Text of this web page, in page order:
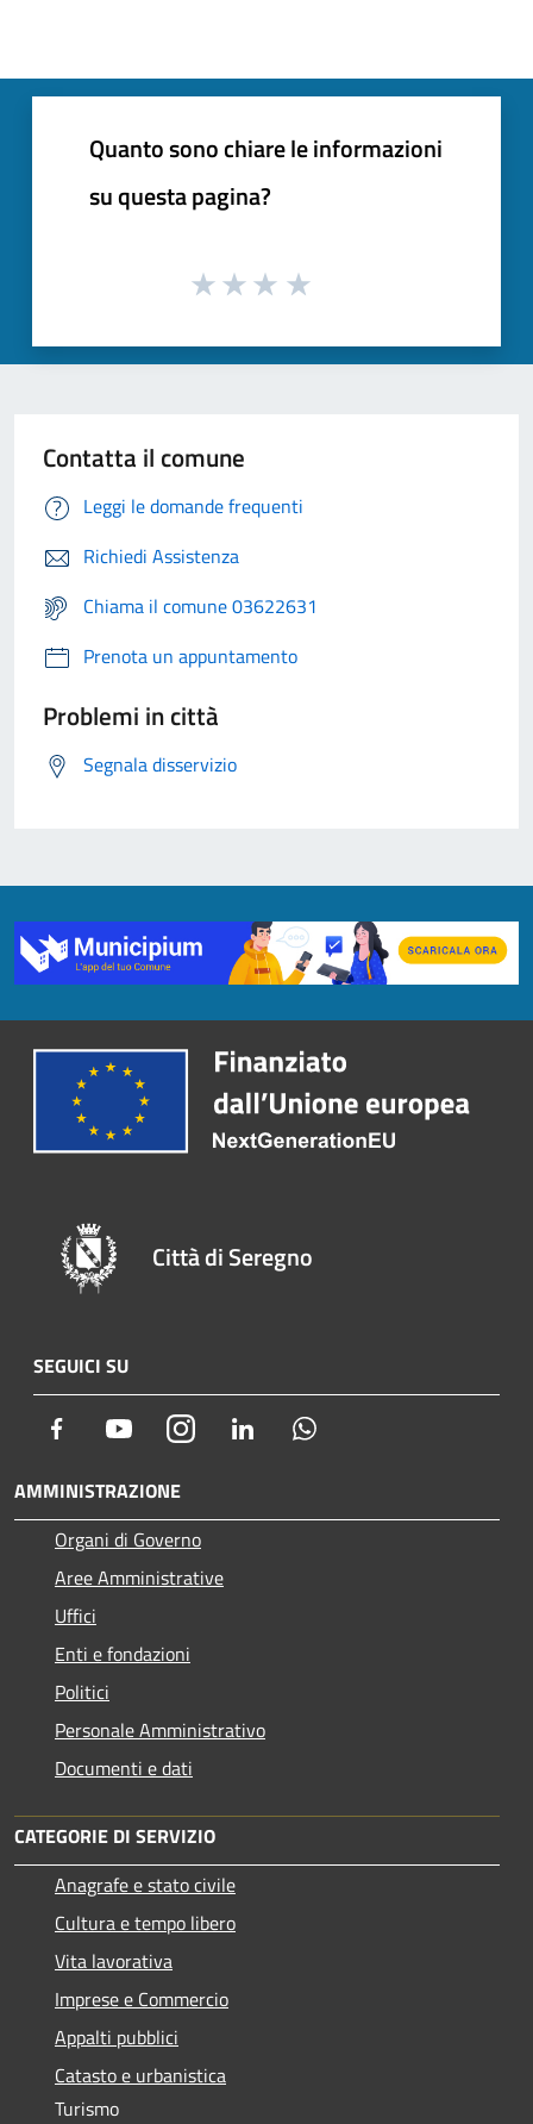
Quanto sono chiare le informazioni
su questa pagina?
Contatta il comune
Leggi le domande frequenti
Richiedi Assistenza
Chiama il comune 03622631
Prenota un appuntamento
Problemi in città
Segnala disservizio
Città di Seregno
SEGUICI SU
Facebook YoutubeInstagram LinkedIn
AMMINISTRAZIONE
Organi di Governo
Aree Amministrative
Uffici
Enti e fondazioni
Politici
Personale Amministrativo
Documenti e dati
CATEGORIE DI SERVIZIO
Anagrafe e stato civile
Cultura e tempo libero
Vita lavorativa
Imprese e Commercio
Appalti pubblici
Catasto e urbanistica
Turismo